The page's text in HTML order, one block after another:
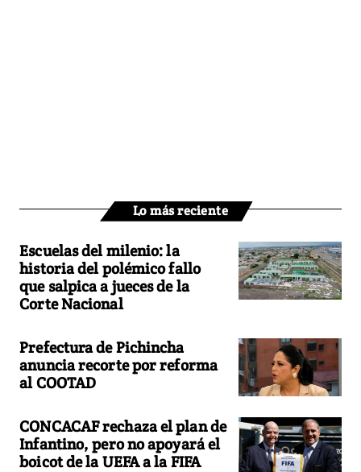
Lo más reciente
Escuelas del milenio: la
historia del polémico fallo
que salpica a jueces de la
Corte Nacional
Prefectura de Pichincha
anuncia recorte por reforma
al COOTAD
CONCACAF rechaza el plan de
Infantino, pero no apoyará el
boicot de la UEFA a la FIFA